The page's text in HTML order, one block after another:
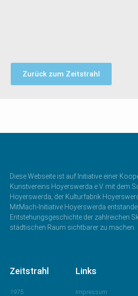
Zurück zum Zeitstrahl
Diese Webseite ist auf Initiative einer
Kunstvereins Hoyerswerda e.V. mit dem
Hoyerswerda, der Kulturfabrik
MitMach-Initiative Hoyerswerda
Entstehungsgeschichte der zahlreichen
städtischen Raum sichtbarer zu machen.
Zeitstrahl
1975
Links
Impressum